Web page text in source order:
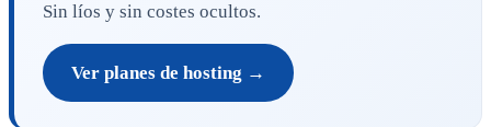
Sin líos y sin costes ocultos.
Ver planes de hosting →